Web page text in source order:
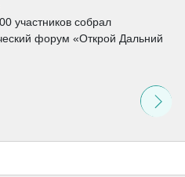
участников собрал
форум «Открой Дальний